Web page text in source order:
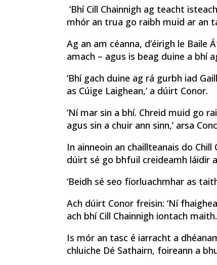
‘Bhí Cill Chainnigh ag teacht
mhór an trua go raibh muid ar an
Ag an am céanna, d’éirigh le Baile
amach – agus is beag duine a bhí
‘Bhí gach duine ag rá gurbh iad
as Cúige Laighean,’ a dúirt Conor.
‘Ní mar sin a bhí. Chreid muid go
agus sin a chuir ann sinn,’ arsa
In ainneoin an chaillteanais do
dúirt sé go bhfuil creideamh láidir
‘Beidh sé seo fíorluachmhar as
Ach dúirt Conor freisin: ‘Ní
ach bhí Cill Chainnigh iontach
Is mór an tasc é iarracht a
chluiche Dé Sathairn, foireann a